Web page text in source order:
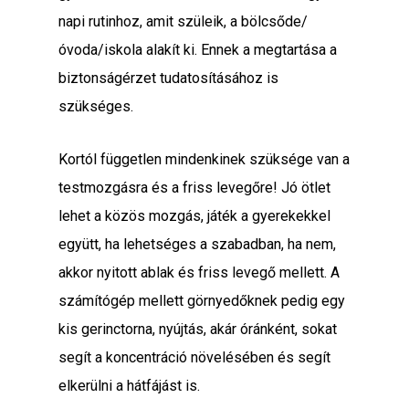
napi rutinhoz, amit szüleik, a bölcsőde/
óvoda/iskola alakít ki. Ennek a megtartása a
biztonságérzet tudatosításához is
szükséges.
Kortól független mindenkinek szüksége van a
testmozgásra és a friss levegőre! Jó ötlet
lehet a közös mozgás, játék a gyerekekkel
együtt, ha lehetséges a szabadban, ha nem,
akkor nyitott ablak és friss levegő mellett. A
számítógép mellett görnyedőknek pedig egy
kis gerinctorna, nyújtás, akár óránként, sokat
segít a koncentráció növelésében és segít
elkerülni a hátfájást is.